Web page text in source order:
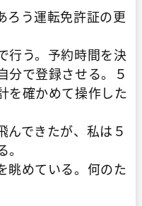
う運転免許証の更
行う。予約時間を決
分で登録させる。５
を確かめて操作した
んできたが、私は５
眺めている。何のた